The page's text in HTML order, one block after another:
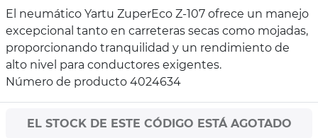
El neumático Yartu ZuperEco Z-107 ofrece un manejo
excepcional tanto en carreteras secas como mojadas,
proporcionando tranquilidad y un rendimiento de
alto nivel para conductores exigentes.
Número de producto 4024634
EL STOCK DE ESTE CÓDIGO ESTÁ AGOTADO